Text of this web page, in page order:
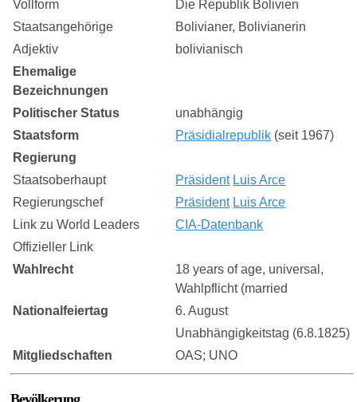
Vollform
Die Republik Bolivien
Staatsangehörige
Bolivianer, Bolivianerin
Adjektiv
bolivianisch
Ehemalige
Bezeichnungen
Politischer Status
unabhängig
Staatsform
Präsidialrepublik (seit 1967)
Regierung
Staatsoberhaupt
Präsident Luis Arce
Regierungschef
Präsident Luis Arce
Link zu World Leaders
CIA-Datenbank
Offizieller Link
Wahlrecht
18 years of age, universal,
Wahlpflicht (married
Nationalfeiertag
6. August
Unabhängigkeitstag (6.8.1825)
Mitgliedschaften
OAS; UNO